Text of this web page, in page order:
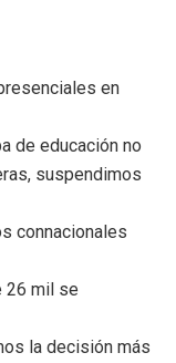
en
de educación no
suspendimos
connacionales
26 mil se
la decisión más